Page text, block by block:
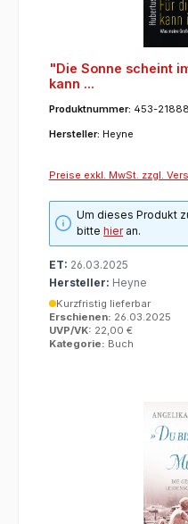
"Die Sonne scheint
kann ...
Produktnummer: 453-
Hersteller: Heyne
Preise exkl. MwSt. zzgl.
Um dieses Produkt
bittehieran.
ET: 26.03.2025
Hersteller: Heyne
Kurzfristig lieferbar
Erschienen: 26.03.2025
UVP/VK: 22,00 €
Kategorie: Buch